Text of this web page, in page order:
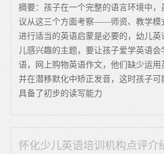
摘要：孩子在一个完整的语言环境中
议从这三个方面考察——师资、教学模
进行适当的英语启蒙是必要的，幼儿英
儿感兴趣的主题，要让孩子爱学英语
语，网上购物英语作文，他们缺少运用
并在潜移默化中矫正发音，这时孩子可
具备了初步的读写能力
怀化少儿英语培训机构点评介